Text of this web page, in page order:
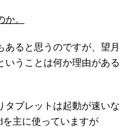
。
あると思うのですが、望月
いうことは何か理由がある
タブレットは起動が速いな
を主に使っていますが